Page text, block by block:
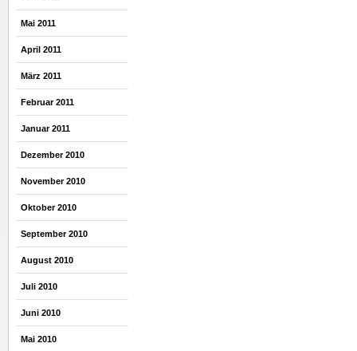
Mai 2011
April 2011
März 2011
Februar 2011
Januar 2011
Dezember 2010
November 2010
Oktober 2010
September 2010
August 2010
Juli 2010
Juni 2010
Mai 2010